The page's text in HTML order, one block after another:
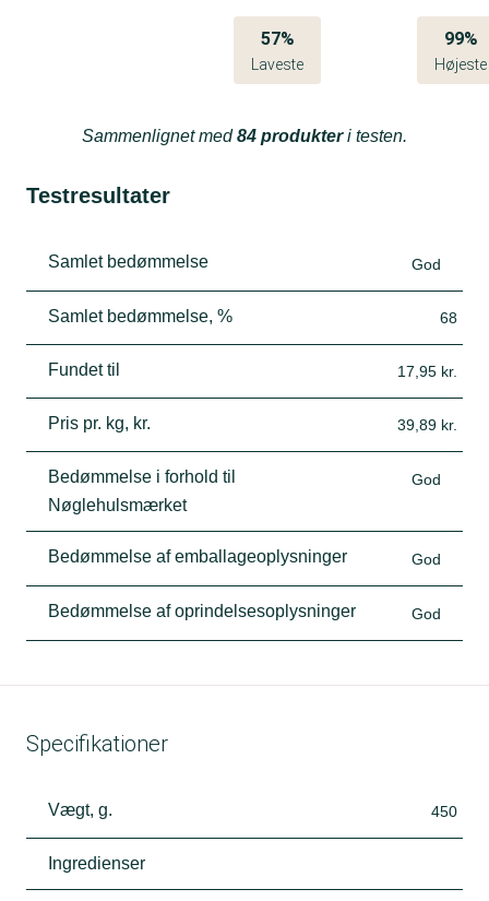
57%
Laveste
99%
Højeste
Sammenlignet med84 produkteri testen.
Testresultater
Samlet bedømmelse God
Samlet bedømmelse, % 68
Fundet til 17,95 kr.
Pris pr. kg, kr. 39,89 kr.
Bedømmelse i forhold til
Nøglehulsmærket
God
Bedømmelse af emballageoplysninger God
Bedømmelse af oprindelsesoplysninger God
Specifikationer
Vægt, g. 450
Ingredienser